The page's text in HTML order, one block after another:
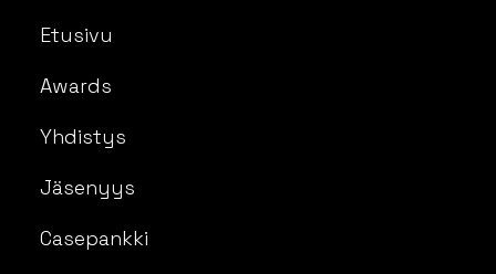
Etusivu
Awards
Yhdistys
Jäsenyys
Casepankki